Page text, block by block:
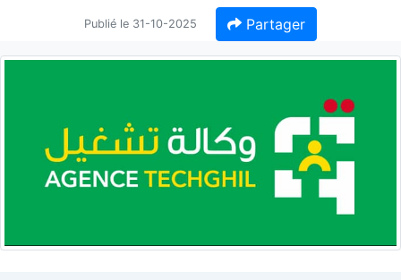
Publié le 31-10-2025 Partager